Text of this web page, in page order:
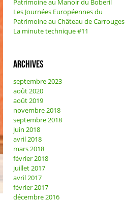
Patrimoine au Manoir du Boberil
Les Journées Européennes du
Patrimoine au Château de Carrouges
La minute technique #11
Archives
septembre 2023
août 2020
août 2019
novembre 2018
septembre 2018
juin 2018
avril 2018
mars 2018
février 2018
juillet 2017
avril 2017
février 2017
décembre 2016